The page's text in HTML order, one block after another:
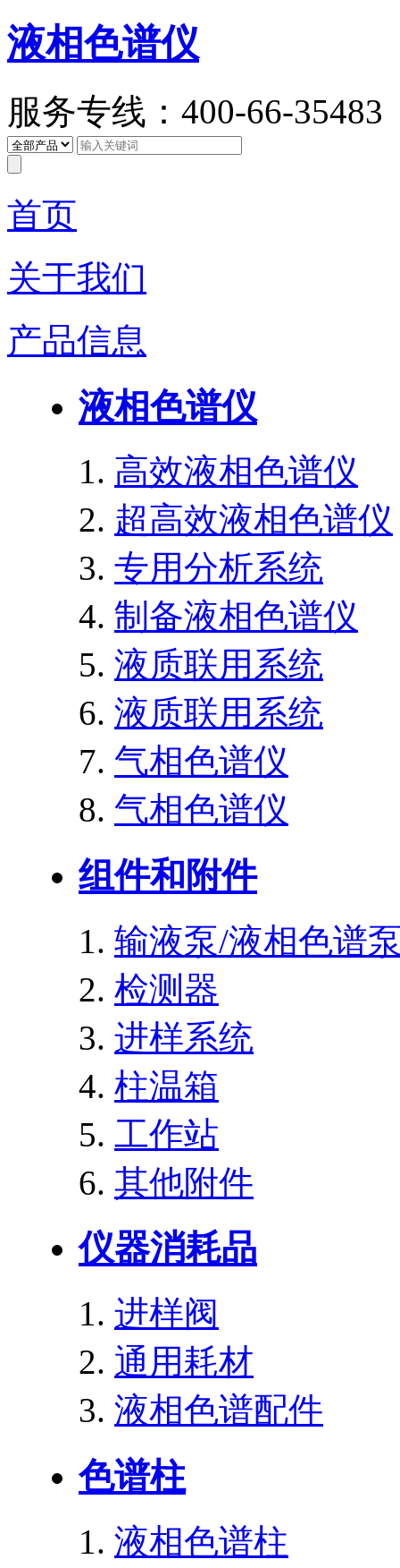
液相色谱仪
服务专线：400-66-35483
首页
关于我们
产品信息
液相色谱仪
高效液相色谱仪
超高效液相色谱仪
专用分析系统
制备液相色谱仪
液质联用系统
液质联用系统
气相色谱仪
气相色谱仪
组件和附件
输液泵/液相色谱
检测器
进样系统
柱温箱
工作站
其他附件
仪器消耗品
进样阀
通用耗材
液相色谱配件
色谱柱
液相色谱柱